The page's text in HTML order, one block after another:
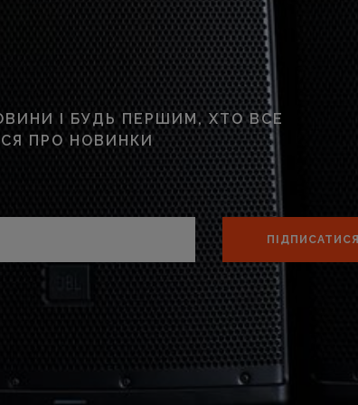
І БУДЬ ПЕРШИМ, ХТО ВСЕ
ПРО НОВИНКИ
ПІДПИСАТИСЯ